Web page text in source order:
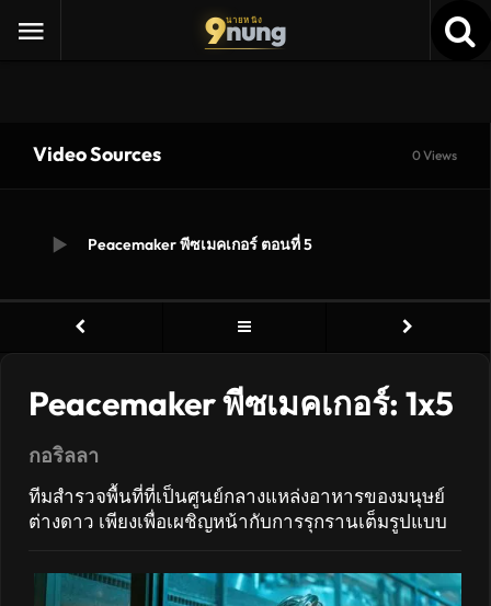
9นายหนัง
nung
Video Sources 0 Views
Peacemaker พีซเมคเกอร์ ตอนที่ 5
Peacemaker พีซเมคเกอร์: 1x5
กอริลลา
ทีมสำรวจพื้นที่ที่เป็นศูนย์กลางแหล่งอาหารของมนุษย์
ต่างดาว เพียงเพื่อเผชิญหน้ากับการรุกรานเต็มรูปแบบ